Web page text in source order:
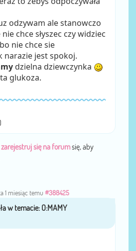
odzywam ale stanowczo
chce słyszec czy widziec
nie chce sie
narazie jest spokoj.
dzielna dziewczynka
glukoza.
zarejestruj się na forumsię, aby
1 miesiąc temu #388425
przezSander